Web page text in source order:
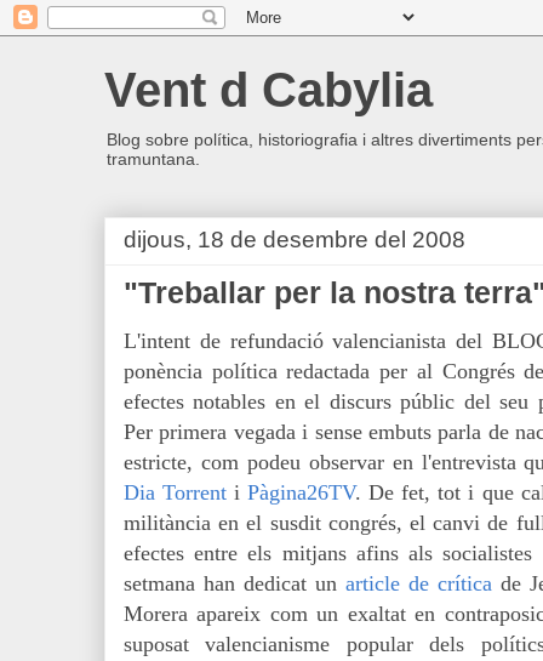
Vent d Cabylia
Blog sobre política, historiografia i altres divertiments
tramuntana.
dijous, 18 de desembre del 2008
"Treballar per la nostra
L'intent de refundació valencianista del
ponència política redactada per al Congrés
efectes notables en el discurs públic del
Per primera vegada i sense embuts parla de
estricte, com podeu observar en l'entrevista
Dia Torrent iPàgina26TV. De fet, tot i que
militància en el susdit congrés, el canvi de
efectes entre els mitjans afins als
setmana han dedicat un article de crítica de
Morera apareix com un exaltat en
suposat valencianisme popular dels